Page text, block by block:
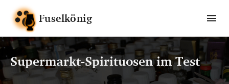
Fuselkönig
Supermarkt-Spirituosen im Test